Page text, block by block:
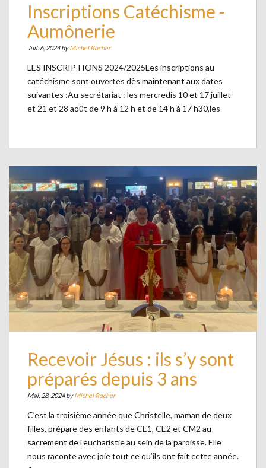
Inscriptions Catéchisme -
Aumônerie
Juil. 6, 2024 byMichel Rocher
LES INSCRIPTIONS 2024/2025Les inscriptions au
catéchisme sont ouvertes dès maintenant aux dates
suivantes :Au secrétariat : les mercredis 10 et 17 juillet
et 21 et 28 août de 9 h à 12 h et de 14 h à 17 h30,les
Recevoir Jésus : ils s’y sont
préparés depuis 3 ans
Mai. 28, 2024 byMichel Rocher
C’est la troisième année que Christelle, maman de deux
filles, prépare des enfants de CE1, CE2 et CM2 au
sacrement de l’eucharistie au sein de la paroisse. Elle
nous raconte avec joie tout ce qu’ils ont fait cette année.